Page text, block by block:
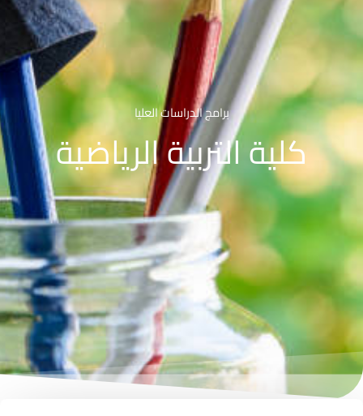
برامج الدراسات العليا
كلية التربية الرياضية